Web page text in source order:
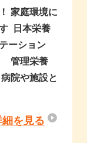
家庭環境に
日本栄養
ーション
管理栄養
院や施設と
を見る